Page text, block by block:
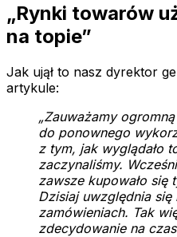
„Rynki towarów
na topie”
Jak ujął to nasz dyrektor
artykule:
„Zauważamy
do ponownego
z tym, jak wyglądało
zaczynaliśmy.
zawsze kupowało się
Dzisiaj uwzględnia
zamówieniach. Tak
zdecydowanie na